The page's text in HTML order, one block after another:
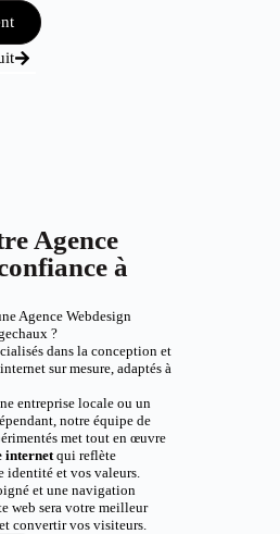
Agence
à
Agence Webdesign
?
dans la conception et
sur mesure, adaptés à
entreprise locale ou un
notre équipe de
met tout en œuvre
internetqui reflète
identité et vos valeurs.
et une navigation
web sera votre meilleur
convertir vos visiteurs.